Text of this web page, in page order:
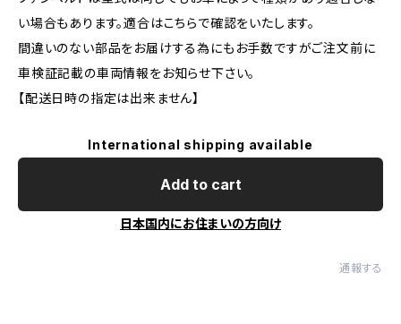
い場合もあります。適合はこちらで確認をいたします。
間違いのない部品をお届けする為にもお手数ですがご注文前に
車検証記載の車両情報をお知らせ下さい。
【配送日時の指定は出来ません】
International shipping available
Add to cart
日本国内にお住まいの方向け
通報する